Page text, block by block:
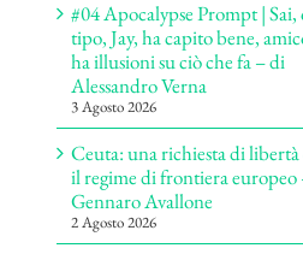
#04 Apocalypse Prompt |
tipo, Jay, ha capito bene,
ha illusioni su ciò che fa – di
Alessandro Verna
3 Agosto 2026
Ceuta: una richiesta di
il regime di frontiera europeo
Gennaro Avallone
2 Agosto 2026